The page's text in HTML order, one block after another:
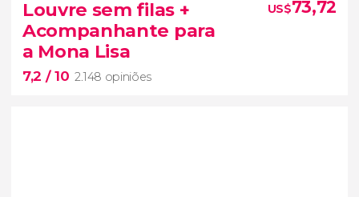
única
Louvre sem filas +
Acompanhante para
a Mona Lisa
7,2 / 10 2.148 opiniões
US$73,72